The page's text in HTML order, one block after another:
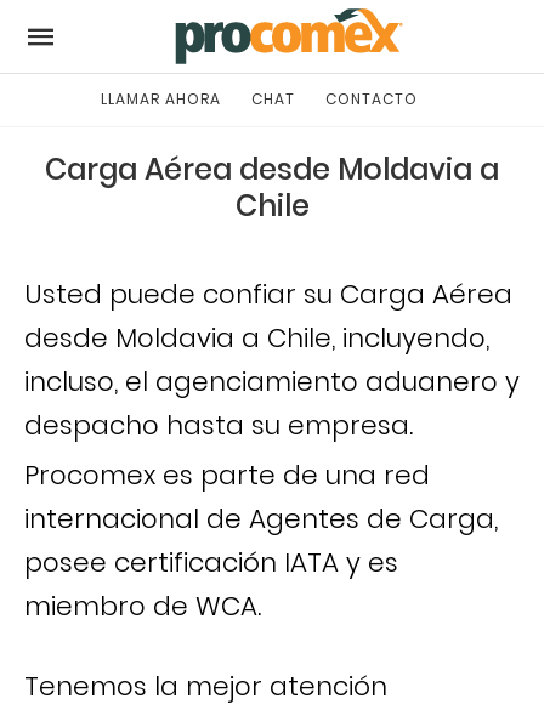
LLAMAR AHORA CHAT CONTACTO
Carga Aérea desde Moldavia a
Chile
Usted puede confiar su Carga Aérea
desde Moldavia a Chile, incluyendo,
incluso, el agenciamiento aduanero y
despacho hasta su empresa.
Procomex es parte de una red
internacional de Agentes de Carga,
posee certificación IATA y es
miembro de WCA.
Tenemos la mejor atención